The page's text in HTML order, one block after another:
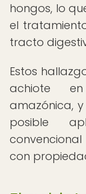
hongos, lo
el
tracto
Estos
achiote
amazónica,
posible
con